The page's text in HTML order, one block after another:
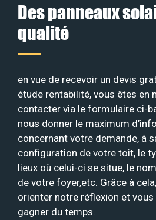
Des panneaux
qualité
en vue de recevoir un devis
étude rentabilité, vous êtes en
contacter via le formulaire ci-
nous donner le maximum
concernant votre demande, à
configuration de votre toit, le
lieux où celui-ci se situe, le
de votre foyer,etc. Grâce à
orienter notre réflexion et
gagner du temps.